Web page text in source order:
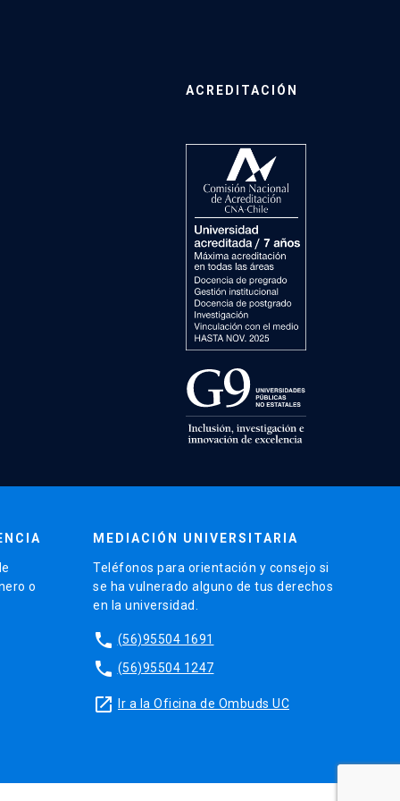
ACREDITACIÓN
o
MEDIACIÓN UNIVERSITARIA
Teléfonos para orientación y consejo si
se ha vulnerado alguno de tus derechos
en la universidad.
phone (56)95504 1691
phone (56)95504 1247
launch Ir a la Oficina de Ombuds UC